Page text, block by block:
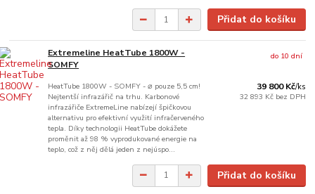
Přidat do košíku
Extremeline HeatTube 1800W -
SOMFY
HeatTube 1800W - SOMFY - ⌀ pouze 5,5 cm!
Nejtentší infrazářič na trhu. Karbonové
infrazářiče ExtremeLine nabízejí špičkovou
alternativu pro efektivní využití infračerveného
tepla. Díky technologii HeatTube dokážete
proměnit až 98 % vyprodukované energie na
teplo, což z něj dělá jeden z nejúspo...
39 800 Kč/ks
32 893 Kč bez DPH
do 10 dní
Přidat do košíku